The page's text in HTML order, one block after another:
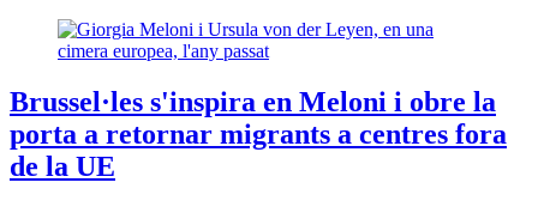
Brussel·les s'inspira en Meloni i obre la
porta a retornar migrants a centres fora
de la UE